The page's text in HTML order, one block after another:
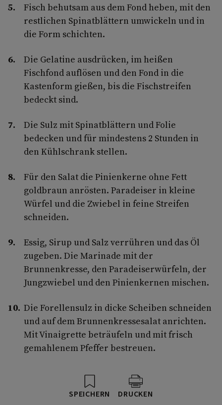
Fisch behutsam aus dem Fond heben, mit den
restlichen Spinatblättern umwickeln und in
die Form schichten.
Die Gelatine ausdrücken, im heißen
Fischfond auflösen und den Fond in die
Kastenform gießen, bis die Fischstreifen
bedeckt sind.
Die Sulz mit Spinatblättern und Folie
bedecken und für mindestens 2 Stunden in
den Kühlschrank stellen.
Für den Salat die Pinienkerne ohne Fett
goldbraun anrösten. Paradeiser in kleine
Würfel und die Zwiebel in feine Streifen
schneiden.
Essig, Sirup und Salz verrühren und das Öl
zugeben. Die Marinade mit der
Brunnenkresse, den Paradeiserwürfeln, der
Jungzwiebel und den Pinienkernen mischen.
Die Forellensulz in dicke Scheiben schneiden
und auf dem Brunnenkressesalat anrichten.
Mit Vinaigrette beträufeln und mit frisch
gemahlenem Pfeffer bestreuen.
SPEICHERN DRUCKEN